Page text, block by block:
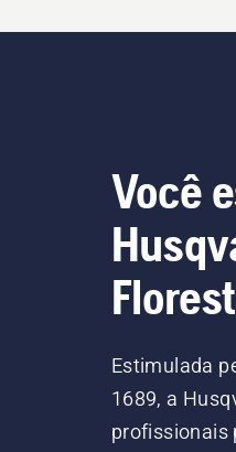
Você
Estimulada
1689, a
profissionais